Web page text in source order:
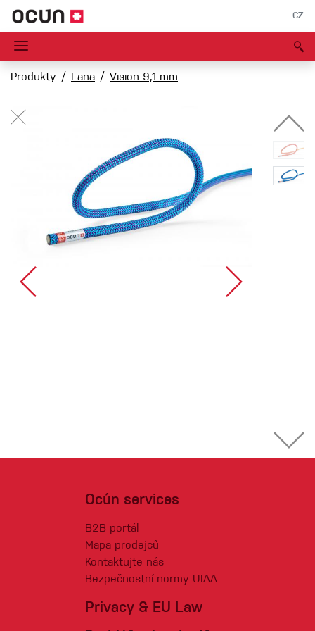
CZ
Produkty Lana Vision 9,1 mm
Ocún services
B2B portál
Mapa prodejců
Kontaktujte nás
Bezpečnostní normy UIAA
Privacy & EU Law